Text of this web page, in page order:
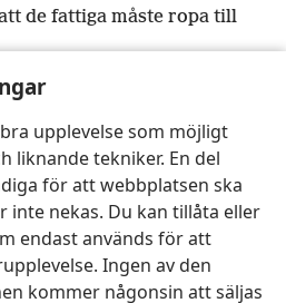
upplevelse som möjligt
liknande tekniker. En del
för att webbplatsen ska
inte nekas. Du kan tillåta eller
endast används för att
Ingen av den
kommer någonsin att säljas
de fattiga måste ropa till
de utsattas skrik.
vem kan då fördöma
ansikte, vem kan då se
så mot en nation eller
är resultatet detsamma,
* inte får härska ä